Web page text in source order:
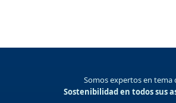
Somos expertos en tema
Sostenibilidad en todos sus